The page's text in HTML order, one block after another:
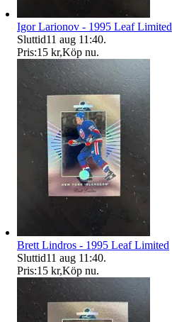
Igor Larionov - 1995 Leaf Limited
Sluttid11 aug 11:40.
Pris:15 kr,Köp nu.
Brett Lindros - 1995 Leaf Limited
Sluttid11 aug 11:40.
Pris:15 kr,Köp nu.